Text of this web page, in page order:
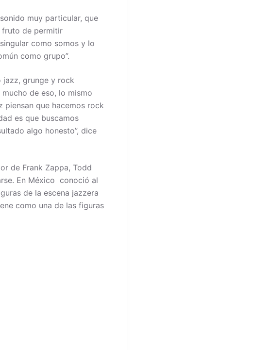
muy particular, que
fruto de permitir
como somos y lo
como grupo”.
jazz, grunge y rock
de eso, lo mismo
piensan que hacemos rock
es que buscamos
algo honesto”, dice
de Frank Zappa, Todd
En México conoció al
de la escena jazzera
como una de las figuras